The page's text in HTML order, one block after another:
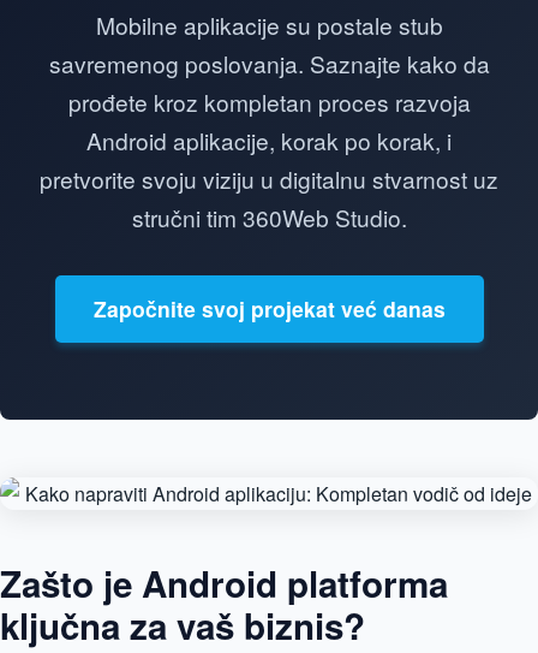
Mobilne aplikacije su postale stub
savremenog poslovanja. Saznajte kako da
prođete kroz kompletan proces razvoja
Android aplikacije, korak po korak, i
pretvorite svoju viziju u digitalnu stvarnost uz
stručni tim 360Web Studio.
Započnite svoj projekat već danas
Zašto je Android platforma
ključna za vaš biznis?